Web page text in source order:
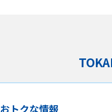
おトクな情報